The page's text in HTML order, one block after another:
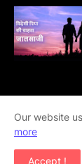
Our website
more
Accept !